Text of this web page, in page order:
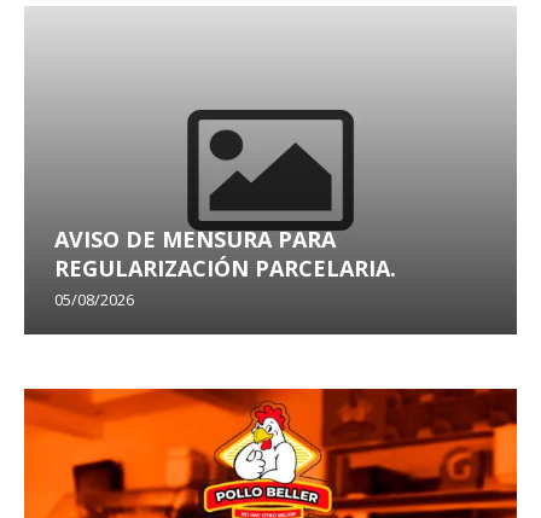
AVISO DE MENSURA PARA
REGULARIZACIÓN PARCELARIA.
05/08/2026